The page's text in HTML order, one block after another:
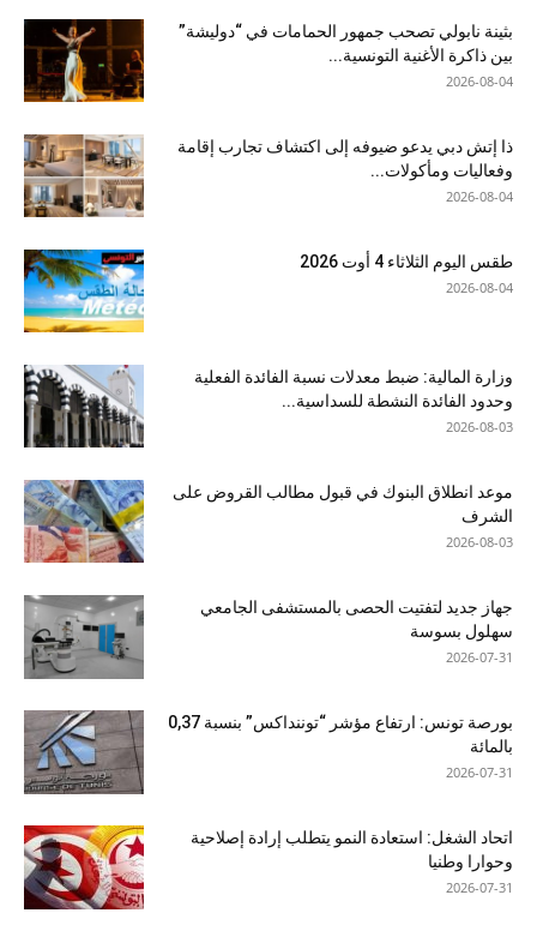
بثينة نابولي تصحب جمهور الحمامات في “دوليشة”
بين ذاكرة الأغنية التونسية...
2026-08-04
ذا إتش دبي يدعو ضيوفه إلى اكتشاف تجارب إقامة
وفعاليات ومأكولات...
2026-08-04
طقس اليوم الثلاثاء 4 أوت 2026
2026-08-04
وزارة المالية: ضبط معدلات نسبة الفائدة الفعلية
وحدود الفائدة النشطة للسداسية...
2026-08-03
موعد انطلاق البنوك في قبول مطالب القروض على
الشرف
2026-08-03
جهاز جديد لتفتيت الحصى بالمستشفى الجامعي
سهلول بسوسة
2026-07-31
بورصة تونس: ارتفاع مؤشر “توننداكس” بنسبة 0,37
بالمائة
2026-07-31
اتحاد الشغل: استعادة النمو يتطلب إرادة إصلاحية
وحوارا وطنيا
2026-07-31